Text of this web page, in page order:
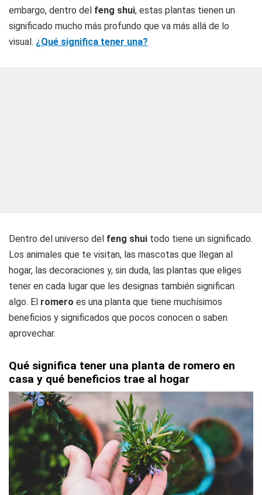
embargo, dentro del feng shui, estas plantas tienen un
significado mucho más profundo que va más allá de lo
visual. ¿Qué significa tener una?
Dentro del universo del feng shui todo tiene un significado.
Los animales que te visitan, las mascotas que llegan al
hogar, las decoraciones y, sin duda, las plantas que eliges
tener en cada lugar que les designas también significan
algo. El romero es una planta que tiene muchísimos
beneficios y significados que pocos conocen o saben
aprovechar.
Qué significa tener una planta de romero en
casa y qué beneficios trae al hogar